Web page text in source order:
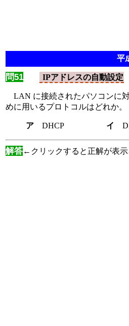
平
問51 IPアドレスの自動設定
LAN に接続されたパソコンに
めに用いるプロトコルはどれか。
ア DHCP イ
解答←クリックすると正解が表